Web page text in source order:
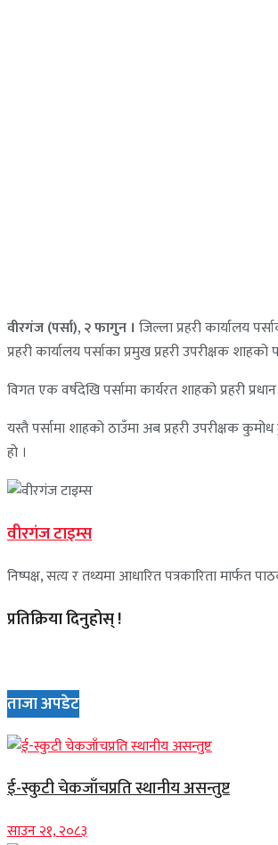
वीरगंज (पर्सा), २ फागुन । जिल्ला प्रहरी कार्यालय
प्रहरी कार्यालय पर्साका प्रमुख प्रहरी उपरीक्षक
विगत एक वर्षदेखि पर्सामा कार्यरत शाहको प्रहरी
यस्तै पर्सामा शाहको ठाउँमा अब प्रहरी उपरीक्षक
हो ।
वीरगंज टाइम्स
निष्पक्ष, सत्य र तथ्यमा आधारित पत्रकारिता मार्फत
प्रतिक्रिया दिनुहोस् !
ताजा अपडेट
ई-स्कुटी चेकजाँचप्रति स्थानीय असन्तुष्ट
साउन २१, २०८३